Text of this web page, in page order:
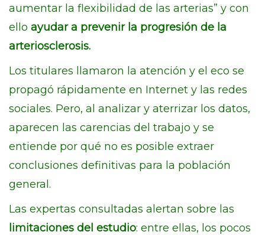
aumentar la flexibilidad de las arterias” y con
ello ayudar a prevenir la progresión de la
arteriosclerosis.
Los titulares llamaron la atención y el eco se
propagó rápidamente en Internet y las redes
sociales. Pero, al analizar y aterrizar los datos,
aparecen las carencias del trabajo y se
entiende por qué no es posible extraer
conclusiones definitivas para la población
general.
Las expertas consultadas alertan sobre las
limitaciones del estudio: entre ellas, los pocos